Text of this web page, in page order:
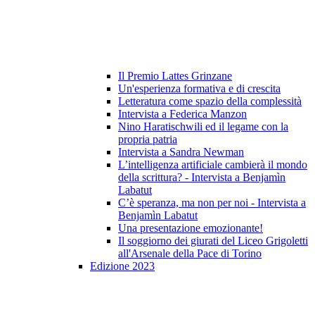
Il Premio Lattes Grinzane
Un'esperienza formativa e di crescita
Letteratura come spazio della complessità
Intervista a Federica Manzon
Nino Haratischwili ed il legame con la
propria patria
Intervista a Sandra Newman
L’intelligenza artificiale cambierà il mondo
della scrittura? - Intervista a Benjamìn
Labatut
C’è speranza, ma non per noi - Intervista a
Benjamìn Labatut
Una presentazione emozionante!
Il soggiorno dei giurati del Liceo Grigoletti
all'Arsenale della Pace di Torino
Edizione 2023